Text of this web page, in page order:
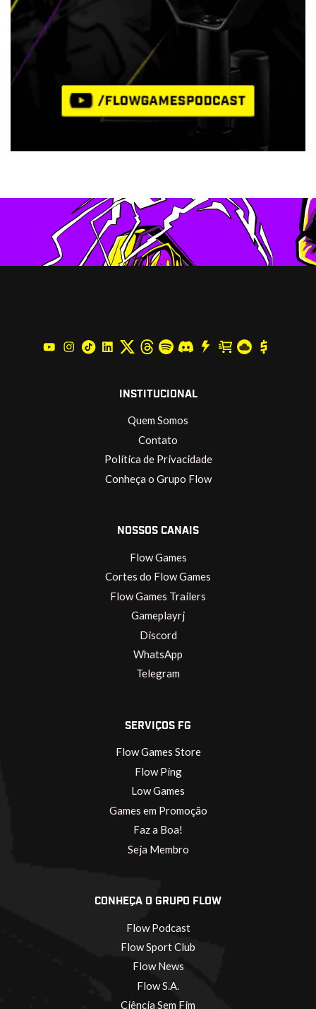
INSTITUCIONAL
Quem Somos
Contato
Política de Privacidade
Conheça o Grupo Flow
NOSSOS CANAIS
Flow Games
Cortes do Flow Games
Flow Games Trailers
Gameplayrj
Discord
WhatsApp
Telegram
SERVIÇOS FG
Flow Games Store
Flow Ping
Low Games
Games em Promoção
Faz a Boa!
Seja Membro
CONHEÇA O GRUPO FLOW
Flow Podcast
Flow Sport Club
Flow News
Flow S.A.
Ciência Sem Fim